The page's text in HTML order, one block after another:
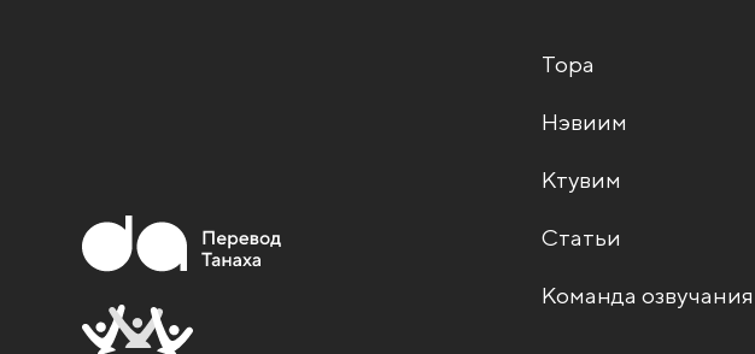
Тора
Нэвиим
Ктувим
Статьи
Команда озвучания